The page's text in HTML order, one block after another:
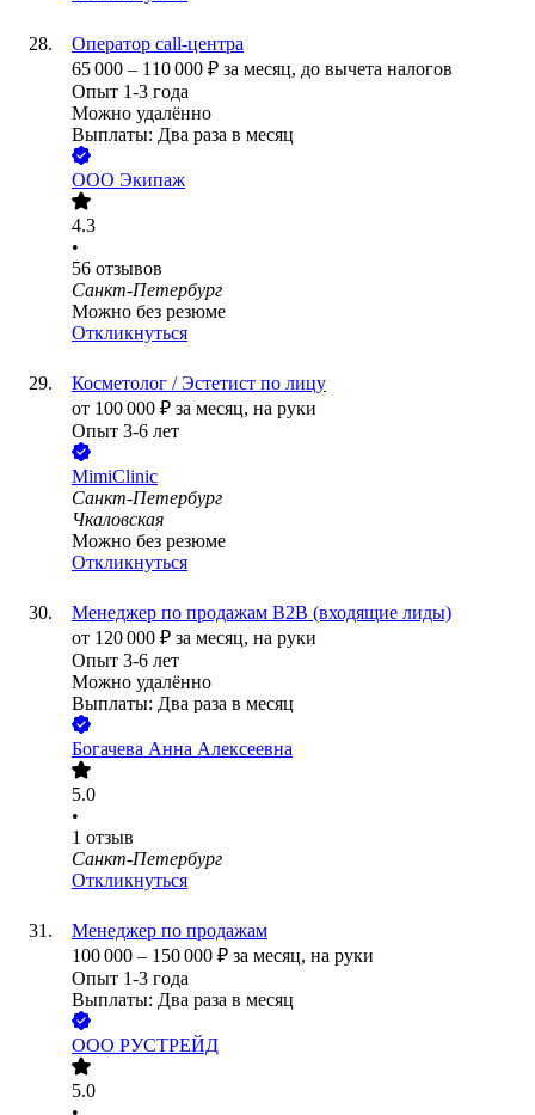
Оператор call-центра
65 000 – 110 000 ₽ за месяц, до вычета налогов
Опыт 1-3 года
Можно удалённо
Выплаты: Два раза в месяц
ООО Экипаж
4.3
•
56 отзывов
Санкт-Петербург
Можно без резюме
Откликнуться
Косметолог / Эстетист по лицу
от 100 000 ₽ за месяц, на руки
Опыт 3-6 лет
MimiClinic
Санкт-Петербург
Чкаловская
Можно без резюме
Откликнуться
Менеджер по продажам B2B (входящие лиды)
от 120 000 ₽ за месяц, на руки
Опыт 3-6 лет
Можно удалённо
Выплаты: Два раза в месяц
Богачева Анна Алексеевна
5.0
•
1 отзыв
Санкт-Петербург
Откликнуться
Менеджер по продажам
100 000 – 150 000 ₽ за месяц, на руки
Опыт 1-3 года
Выплаты: Два раза в месяц
ООО РУСТРЕЙД
5.0